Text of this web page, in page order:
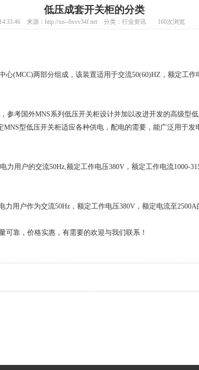
低压成套开关柜的分类
来源：http://xn--6xvv34f.net 分类： 行业资讯 160次浏览
两部分组成，该装置适用于交流50(60)HZ，额定工作
考国外MNS系列低压开关柜设计并加以改进开发的高级型低
型低压开关柜适应各种供电，配电的需要，能广泛用于
用户的交流50Hz,额定工作电压380V，额定工作电流1000-
户作为交流50Hz，额定工作电压380V，额定电流至
量可靠，价格实惠，有需要的欢迎与我们联系！